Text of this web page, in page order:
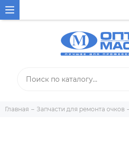
Главная Запчасти для ремонта очков